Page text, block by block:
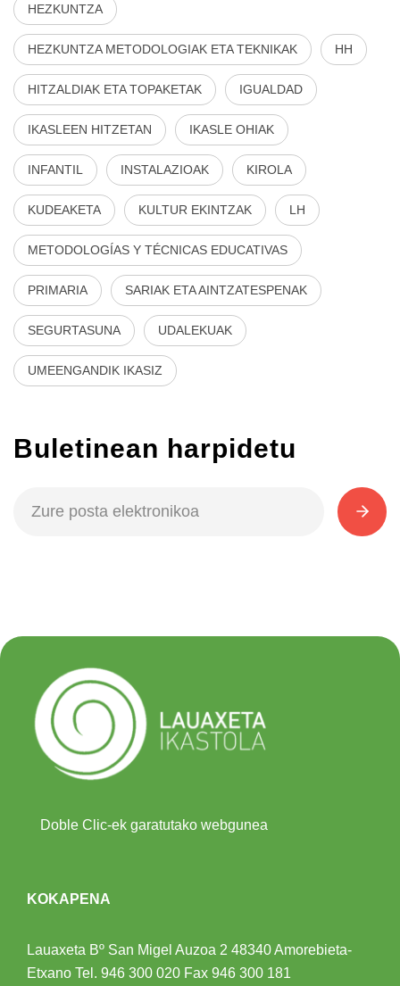
HEZKUNTZA
HEZKUNTZA METODOLOGIAK ETA TEKNIKAK HH
HITZALDIAK ETA TOPAKETAK IGUALDAD
IKASLEEN HITZETAN IKASLE OHIAK
INFANTIL INSTALAZIOAK KIROLA
KUDEAKETA KULTUR EKINTZAK LH
METODOLOGÍAS Y TÉCNICAS EDUCATIVAS
PRIMARIA SARIAK ETA AINTZATESPENAK
SEGURTASUNA UDALEKUAK
UMEENGANDIK IKASIZ
Buletinean harpidetu
Doble Clic-ek garatutako webgunea
KOKAPENA
Lauaxeta Bº San Migel Auzoa 2 48340 Amorebieta-
Etxano Tel. 946 300 020 Fax 946 300 181